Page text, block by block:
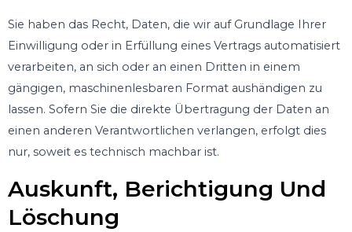
Sie haben das Recht, Daten, die wir auf Grundlage Ihrer
Einwilligung oder in Erfüllung eines Vertrags automatisiert
verarbeiten, an sich oder an einen Dritten in einem
gängigen, maschinenlesbaren Format aushändigen zu
lassen. Sofern Sie die direkte Übertragung der Daten an
einen anderen Verantwortlichen verlangen, erfolgt dies
nur, soweit es technisch machbar ist.
Auskunft, Berichtigung Und
Löschung